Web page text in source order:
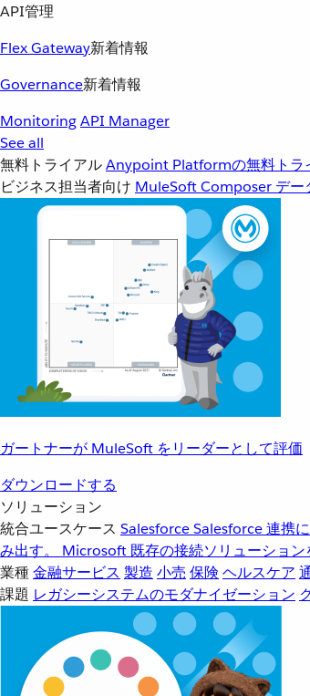
API管理
Flex Gateway新着情報
Governance新着情報
MonitoringAPI Manager
See all
無料トライアルAnypoint Platformの無料トラ
ビジネス担当者向け MuleSoft Composer デー
ガートナーが MuleSoft をリーダーとして評価
ダウンロードする
ソリューション
統合ユースケース SalesforceSalesforce 連携
み出す。
Microsoft 既存の接続ソリューショ
業種金融サービス 製造 小売 保険 ヘルスケア
課題 レガシーシステムのモダナイゼーション